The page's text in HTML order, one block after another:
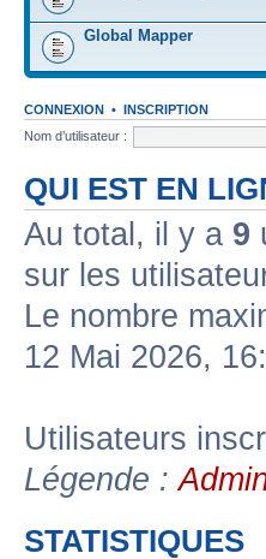
Global Mapper
CONNEXION • INSCRIPTION
Nom d’utilisateur :
QUI EST EN
Au total, il y a 9
sur les
Le nombre
12 Mai 2026,
Utilisateurs
Légende :
STATISTIQUES